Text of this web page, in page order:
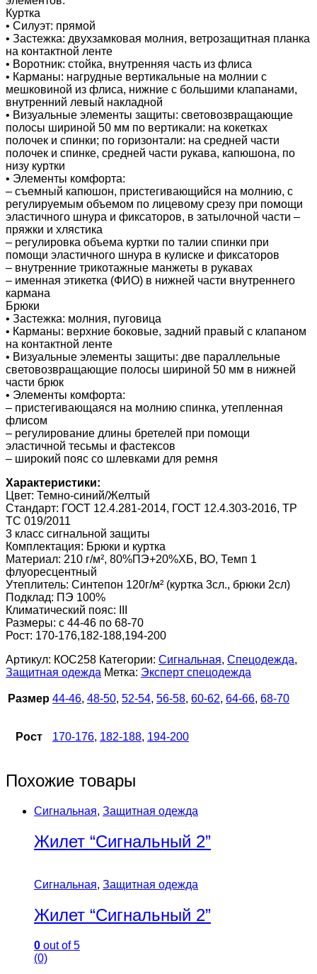
Куртка
• Силуэт: прямой
• Застежка: двухзамковая молния, ветрозащитная планка
на контактной ленте
• Воротник: стойка, внутренняя часть из флиса
• Карманы: нагрудные вертикальные на молнии с
мешковиной из флиса, нижние с большими клапанами,
внутренний левый накладной
• Визуальные элементы защиты: световозвращающие
полосы шириной 50 мм по вертикали: на кокетках
полочек и спинки; по горизонтали: на средней части
полочек и спинке, средней части рукава, капюшона, по
низу куртки
• Элементы комфорта:
– съемный капюшон, пристегивающийся на молнию, с
регулируемым объемом по лицевому срезу при помощи
эластичного шнура и фиксаторов, в затылочной части –
пряжки и хлястика
– регулировка объема куртки по талии спинки при
помощи эластичного шнура в кулиске и фиксаторов
– внутренние трикотажные манжеты в рукавах
– именная этикетка (ФИО) в нижней части внутреннего
кармана
Брюки
• Застежка: молния, пуговица
• Карманы: верхние боковые, задний правый с клапаном
на контактной ленте
• Визуальные элементы защиты: две параллельные
световозвращающие полосы шириной 50 мм в нижней
части брюк
• Элементы комфорта:
– пристегивающаяся на молнию спинка, утепленная
флисом
– регулирование длины бретелей при помощи
эластичной тесьмы и фастексов
– широкий пояс со шлевками для ремня
Характеристики:
Цвет: Темно-синий/Желтый
Стандарт: ГОСТ 12.4.281-2014, ГОСТ 12.4.303-2016, ТР
ТС 019/2011
3 класс сигнальной защиты
Комплектация: Брюки и куртка
Материал: 210 г/м², 80%ПЭ+20%ХБ, ВО, Темп 1
флуоресцентный
Утеплитель: Синтепон 120г/м² (куртка 3сл., брюки 2сл)
Подклад: ПЭ 100%
Климатический пояс: III
Размеры: с 44-46 по 68-70
Рост: 170-176,182-188,194-200
Артикул: КОС258 Категории: Сигнальная, Спецодежда,
Защитная одежда Метка: Эксперт спецодежда
Размер 44-46, 48-50, 52-54, 56-58, 60-62, 64-66, 68-70
Рост 170-176, 182-188, 194-200
Похожие товары
Сигнальная, Защитная одежда
Жилет “Сигнальный 2”
Сигнальная, Защитная одежда
Жилет “Сигнальный 2”
0 out of 5
(0)